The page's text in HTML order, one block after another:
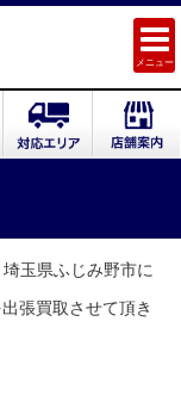
メニュー
埼玉県ふじみ野市に
張買取させて頂き